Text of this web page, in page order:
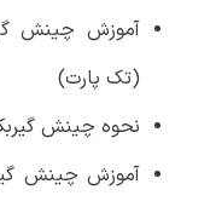
(تک پارت)
نحوه چینش